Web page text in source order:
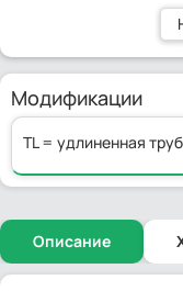
Модификации
TL = удлиненная
Описание